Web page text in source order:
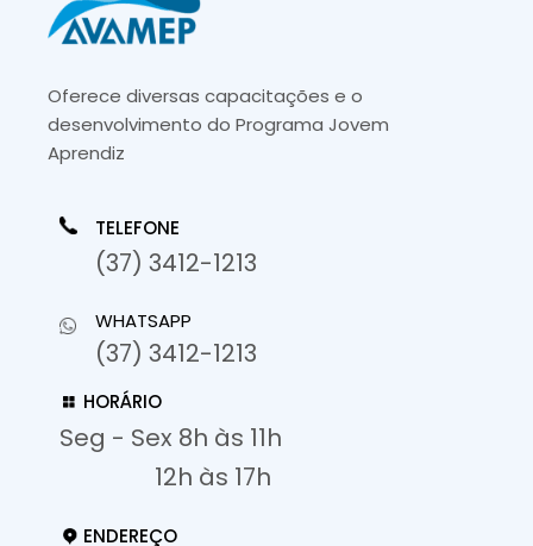
Oferece diversas capacitações e o
desenvolvimento do Programa Jovem
Aprendiz
TELEFONE
(37) 3412-1213
WHATSAPP
(37) 3412-1213
HORÁRIO
Seg - Sex 8h às 11h
12h às 17h
ENDEREÇO